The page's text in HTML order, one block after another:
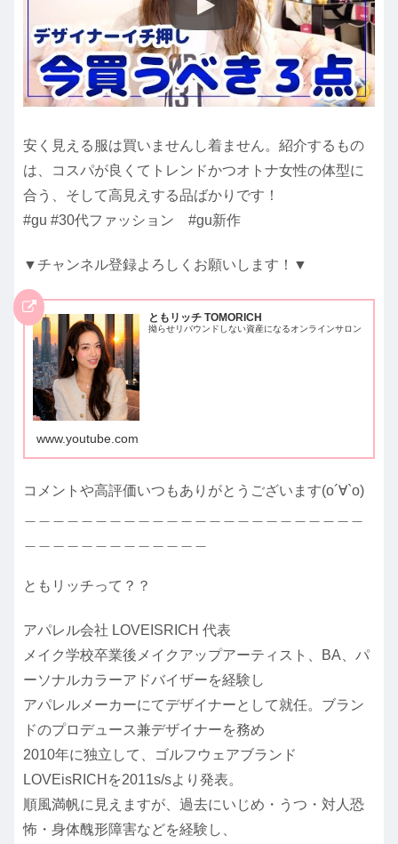
安く見える服は買いませんし着ません。紹介するもの
は、コスパが良くてトレンドかつオトナ女性の体型に
合う、そして高見えする品ばかりです！
#gu #30代ファッション #gu新作
▼チャンネル登録よろしくお願いします！▼
ともリッチ TOMORICH
拗らせリバウンドしない資産になるオンラインサロン
www.youtube.com
コメントや高評価いつもありがとうございます(о´∀`о)
ともリッチって？？
アパレル会社 LOVEISRICH 代表
メイク学校卒業後メイクアップアーティスト、BA、パ
ーソナルカラーアドバイザーを経験し
アパレルメーカーにてデザイナーとして就任。ブラン
ドのプロデュース兼デザイナーを務め
2010年に独立して、ゴルフウェアブランド
LOVEisRICHを2011s/sより発表。
順風満帆に見えますが、過去にいじめ・うつ・対人恐
怖・身体醜形障害などを経験し、